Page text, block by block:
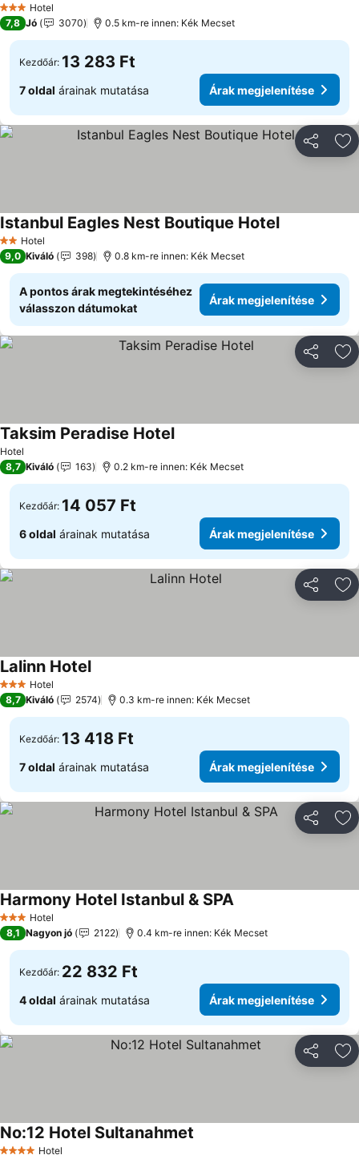
3 Kategória
Hotel
7,8 Jó 3070 0.5 km-re innen: Kék Mecset
Kezdőár: 13 283 Ft
7 oldal árainak mutatása Árak megjelenítése
2 Kategória
Hotel
Istanbul Eagles Nest Boutique Hotel
9,0 Kiváló 398 0.8 km-re innen: Kék Mecset
A pontos árak megtekintéséhez
válasszon dátumokat
Árak megjelenítése
Hotel
Taksim Peradise Hotel
8,7 Kiváló 163 0.2 km-re innen: Kék Mecset
Kezdőár: 14 057 Ft
6 oldal árainak mutatása Árak megjelenítése
3 Kategória
Hotel
Lalinn Hotel
8,7 Kiváló 2574 0.3 km-re innen: Kék Mecset
Kezdőár: 13 418 Ft
7 oldal árainak mutatása Árak megjelenítése
3 Kategória
Hotel
Harmony Hotel Istanbul & SPA
8,1 Nagyon jó 2122 0.4 km-re innen: Kék Mecset
Kezdőár: 22 832 Ft
4 oldal árainak mutatása Árak megjelenítése
Hotel
No:12 Hotel Sultanahmet